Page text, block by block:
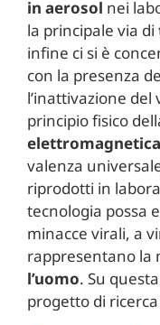
in aerosol nei
la principale via di
infine ci si è
con la presenza
l’inattivazione del
principio fisico
elettromagnetica
valenza
riprodotti in
tecnologia possa
minacce virali, a
rappresentano la
l’uomo. Su
progetto di